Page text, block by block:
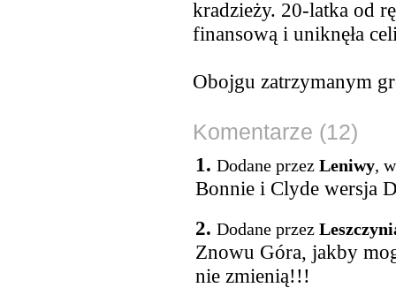
kradzieży. 20-latka od
finansową i uniknęła
Obojgu zatrzymanym
Komentarze (12)
1. Dodane przez Leniwy,
Bonnie i Clyde wersja
2. Dodane przez
Znowu Góra, jakby
nie zmienią!!!